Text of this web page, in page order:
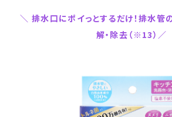
＼ 排水口にポイっとするだけ！排水管
解・除去（※13）／